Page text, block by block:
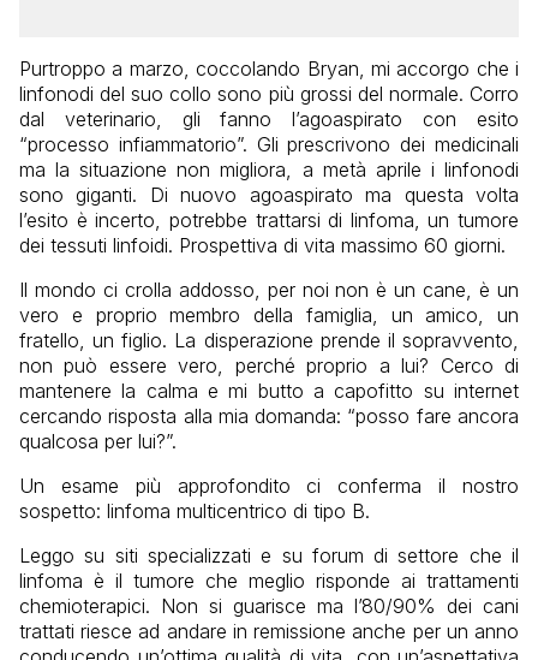
Purtroppo a marzo, coccolando Bryan, mi accorgo che i
linfonodi del suo collo sono più grossi del normale. Corro
dal veterinario, gli fanno l’agoaspirato con esito
“processo infiammatorio”. Gli prescrivono dei medicinali
ma la situazione non migliora, a metà aprile i linfonodi
sono giganti. Di nuovo agoaspirato ma questa volta
l’esito è incerto, potrebbe trattarsi di linfoma, un tumore
dei tessuti linfoidi. Prospettiva di vita massimo 60 giorni.
Il mondo ci crolla addosso, per noi non è un cane, è un
vero e proprio membro della famiglia, un amico, un
fratello, un figlio. La disperazione prende il sopravvento,
non può essere vero, perché proprio a lui? Cerco di
mantenere la calma e mi butto a capofitto su internet
cercando risposta alla mia domanda: “posso fare ancora
qualcosa per lui?”.
Un esame più approfondito ci conferma il nostro
sospetto: linfoma multicentrico di tipo B.
Leggo su siti specializzati e su forum di settore che il
linfoma è il tumore che meglio risponde ai trattamenti
chemioterapici. Non si guarisce ma l’80/90% dei cani
trattati riesce ad andare in remissione anche per un anno